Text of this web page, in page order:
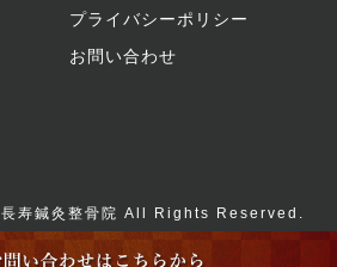
プライバシーポリシー
お問い合わせ
長寿鍼灸整骨院 All Rights Reserved.